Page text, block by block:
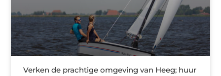
Verken de prachtige omgeving van Heeg; huur